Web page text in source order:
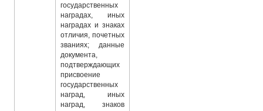
государственных
наградах, иных
наградах и знаках
отличия, почетных
званиях; данные
документа,
подтверждающих
присвоение
государственных
наград, иных
наград, знаков